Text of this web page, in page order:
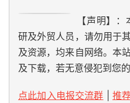
【声明】
研及外贸人员，请勿用于
及资源，均来自网络。本
及下载，若无意侵犯到您
点此加入电报交流群
推